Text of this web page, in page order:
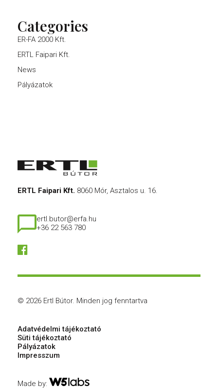
Categories
ER-FA 2000 Kft.
ERTL Faipari Kft.
News
Pályázatok
ERTL Faipari Kft. 8060 Mór, Asztalos u. 16.
ertl.butor@erfa.hu
+36 22 563 780
© 2026 Ertl Bútor. Minden jog fenntartva
Adatvédelmi tájékoztató
Süti tájékoztató
Pályázatok
Impresszum
Made by: